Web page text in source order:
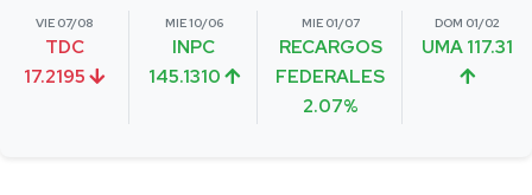
VIE 07/08
TDC
17.2195
MIE 10/06
INPC
145.1310
MIE 01/07
RECARGOS
FEDERALES
2.07%
DOM 01/02
UMA 117.31